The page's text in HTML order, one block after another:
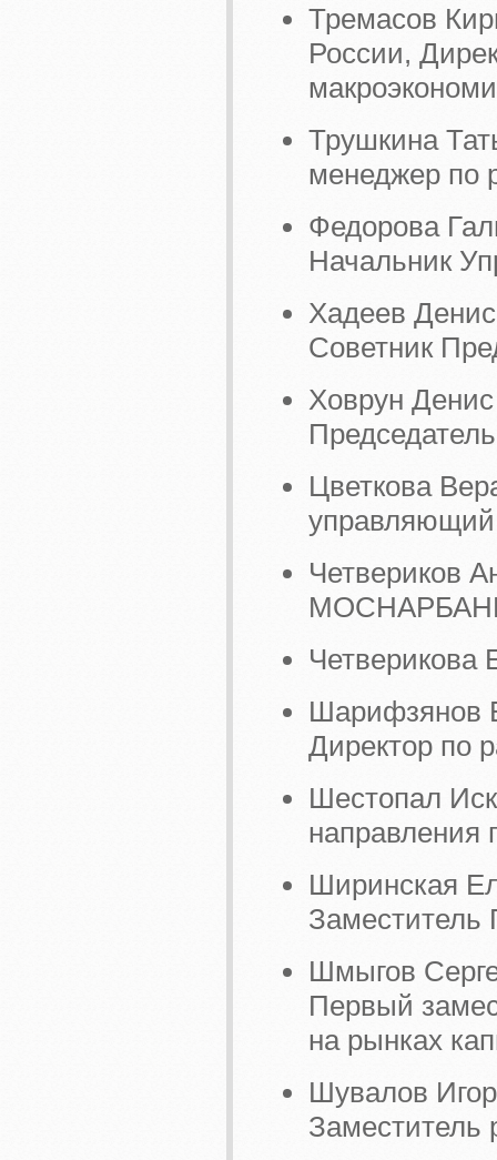
Тремасов
России,
Трушкина
менеджер по
Федорова
Начальник
Хадеев
Советник
Ховрун
Цветкова
управляющий
Четвериков
Четверикова
Шарифзянов
Директор по
Шестопал
направления
Ширинская
Заместитель
Шмыгов
Первый
на рынках
Шувалов
Заместитель